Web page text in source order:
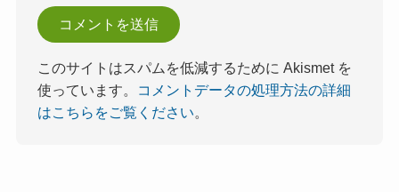
このサイトはスパムを低減するために Akismet を
使っています。
コメントデータの処理方法の詳細
はこちらをご覧ください。